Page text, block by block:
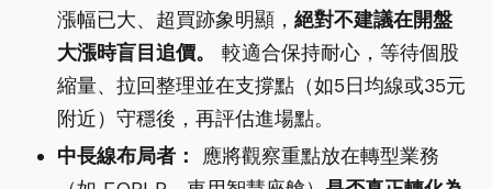
漲幅已大、超買跡象明顯， 絕對不建議在開盤
大漲時盲目追價。
較適合保持耐心，等待個股
縮量、拉回整理並在支撐點（如5日均線或35元
附近）守穩後，再評估進場點。
中長線布局者：
應將觀察重點放在轉型業務